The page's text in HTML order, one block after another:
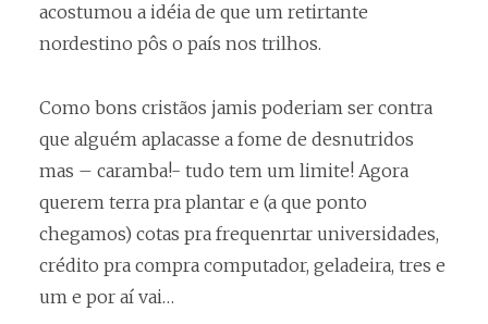
acostumou a idéia de que um retirtante
nordestino pôs o país nos trilhos.
Como bons cristãos jamis poderiam ser contra
que alguém aplacasse a fome de desnutridos
mas – caramba!- tudo tem um limite! Agora
querem terra pra plantar e (a que ponto
chegamos) cotas pra frequenrtar universidades,
crédito pra compra computador, geladeira, tres e
um e por aí vai…